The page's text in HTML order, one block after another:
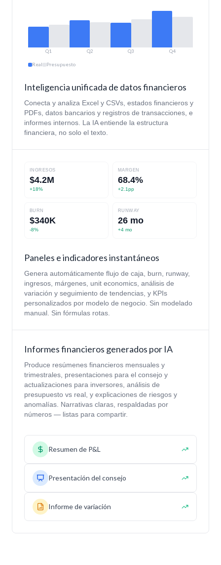
Q1 Q2 Q3 Q4
Real Presupuesto
Inteligencia unificada de datos financieros
Conecta y analiza Excel y CSVs, estados financieros y
PDFs, datos bancarios y registros de transacciones, e
informes internos. La IA entiende la estructura
financiera, no solo el texto.
INGRESOS
$4.2M
+18%
MARGEN
68.4%
+2.1pp
BURN
$340K
-8%
RUNWAY
26 mo
+4 mo
Paneles e indicadores instantáneos
Genera automáticamente flujo de caja, burn, runway,
ingresos, márgenes, unit economics, análisis de
variación y seguimiento de tendencias, y KPIs
personalizados por modelo de negocio. Sin modelado
manual. Sin fórmulas rotas.
Informes financieros generados por IA
Produce resúmenes financieros mensuales y
trimestrales, presentaciones para el consejo y
actualizaciones para inversores, análisis de
presupuesto vs real, y explicaciones de riesgos y
anomalías. Narrativas claras, respaldadas por
números — listas para compartir.
Resumen de P&L
Presentación del consejo
Informe de variación